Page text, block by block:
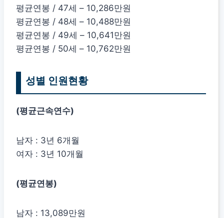
평균연봉 / 47세 – 10,286만원
평균연봉 / 48세 – 10,488만원
평균연봉 / 49세 – 10,641만원
평균연봉 / 50세 – 10,762만원
성별 인원현황
(평균근속연수)
남자 : 3년 6개월
여자 : 3년 10개월
(평균연봉)
남자 : 13,089만원